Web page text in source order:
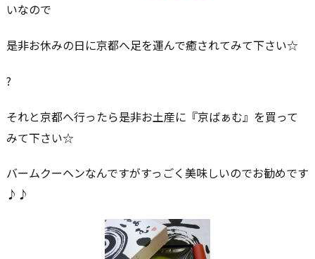
いなので
是非お休みの日に京都へ足を運んで癒されてみて下さい☆
?
それと京都へ行ったら是非お土産に『京ばぁむ』を買って
みて下さい☆
バームクーヘンなんですがすっごく美味しいのでお勧めです
♪♪